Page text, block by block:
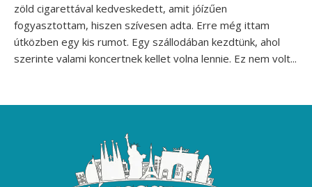
zöld cigarettával kedveskedett, amit jóízűen
fogyasztottam, hiszen szívesen adta. Erre még ittam
útközben egy kis rumot. Egy szállodában kezdtünk, ahol
szerinte valami koncertnek kellet volna lennie. Ez nem volt...